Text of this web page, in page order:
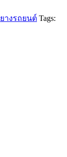
ยางรถยนต์ Tags: